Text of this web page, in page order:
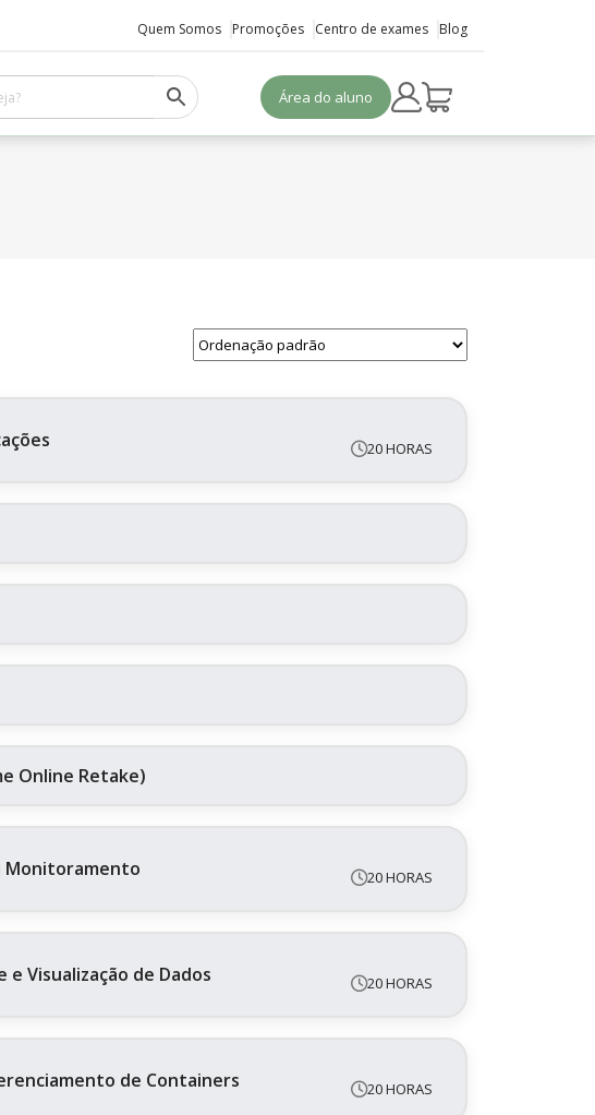
Área do aluno
Quem Somos Promoções Centro de exames Blog
20 HORAS
Online Retake)
Monitoramento 20 HORAS
Visualização de Dados 20 HORAS
de Containers 20 HORAS